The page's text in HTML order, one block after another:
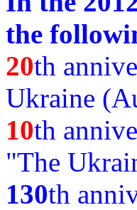
the
20th
Ukraine
10th
"The
130th